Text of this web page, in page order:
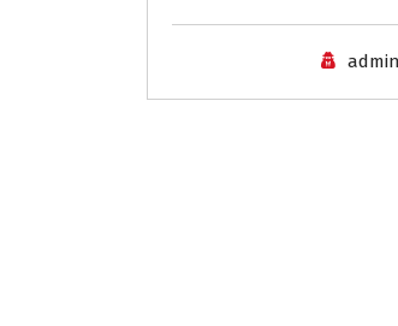
admin